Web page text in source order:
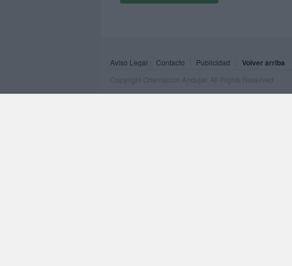
Aviso Legal Contacto Publicidad Volver arriba